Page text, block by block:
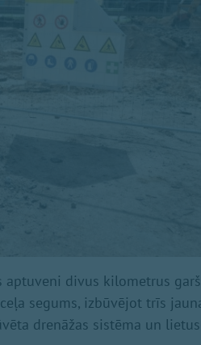
divus kilometrus
segums, izbūvējot trīs
drenāžas sistēma un